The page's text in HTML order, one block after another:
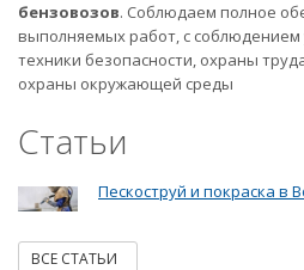
бензовозов. Соблюдаем полное
выполняемых работ, с
техники безопасности, охраны
охраны окружающей среды
Статьи
Пескоструй и покраска в
ВСЕ СТАТЬИ